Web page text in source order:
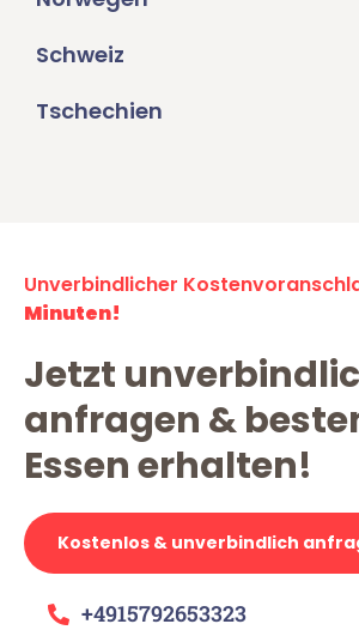
Schweiz
Tschechien
Unverbindlicher
Minuten!
Jetzt
anfragen &
Essen erhalten!
Kostenlos & unverbindlich
+4915792653323